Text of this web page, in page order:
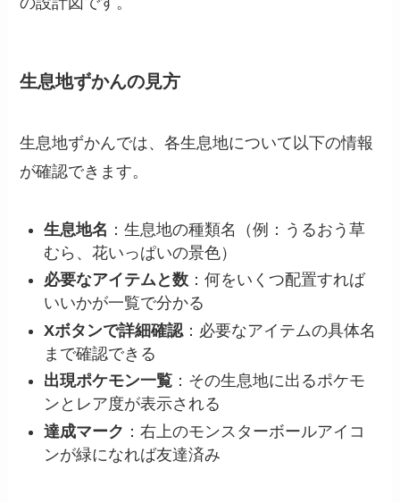
生息地ずかんの見方
生息地ずかんでは、各生息地について以下の情報
が確認できます。
生息地名 ：生息地の種類名（例：うるおう草
むら、花いっぱいの景色）
必要なアイテムと数 ：何をいくつ配置すれば
いいかが一覧で分かる
Xボタンで詳細確認 ：必要なアイテムの具体名
まで確認できる
出現ポケモン一覧 ：その生息地に出るポケモ
ンとレア度が表示される
達成マーク ：右上のモンスターボールアイコ
ンが緑になれば友達済み